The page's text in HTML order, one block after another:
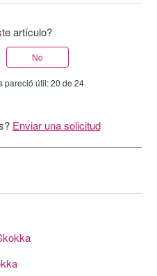
artículo?
No
pareció útil: 20 de 24
Enviar una solicitud